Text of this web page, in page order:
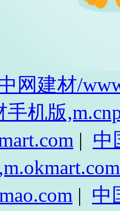
网建材/
机版
| 中
| 中